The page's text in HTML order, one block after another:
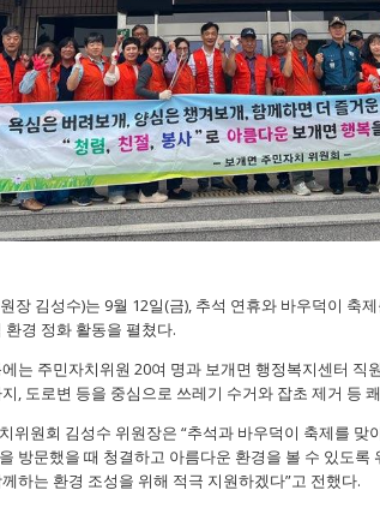
장 김성수)는 9월 12일(금), 추석 연휴와 바우덕이 축
환경 정화 활동을 펼쳤다.
는 주민자치위원 20여 명과 보개면 행정복지센터 직
, 도로변 등을 중심으로 쓰레기 수거와 잡초 제거 등
위원회 김성수 위원장은 “추석과 바우덕이 축제를 맞
방문했을 때 청결하고 아름다운 환경을 볼 수 있도록
하는 환경 조성을 위해 적극 지원하겠다”고 전했다.